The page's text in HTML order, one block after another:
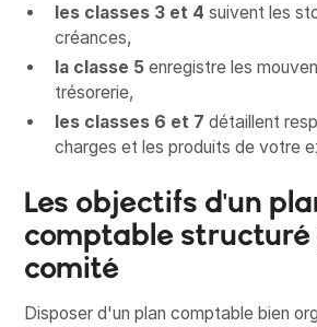
les classes 3 et 4 suivent les
créances,
la classe 5enregistre les
trésorerie,
les classes 6 et 7 détaillent
charges et les produits de votre
Les objectifs d'un
comptable structuré
comité
Disposer d'un plan comptable bien